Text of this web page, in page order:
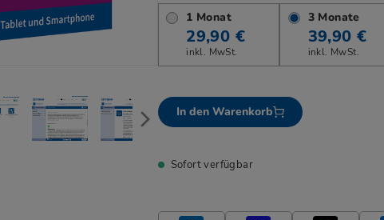
1 Monat
29,90 €
inkl. MwSt.
3 Monate
39,90 €
inkl. MwSt.
In den Warenkorb
Sofort verfügbar